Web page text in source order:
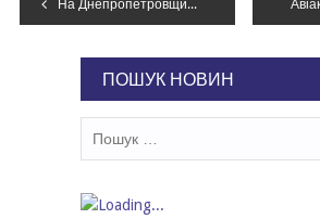
На Днепропетровщине внедорожник съехал в водоем: погиб ребенок
ПОШУК НОВИН